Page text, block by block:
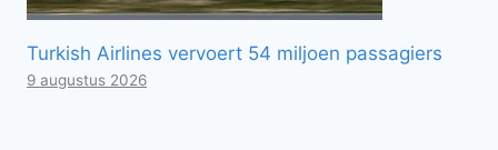
Turkish Airlines vervoert 54 miljoen passagiers
9 augustus 2026